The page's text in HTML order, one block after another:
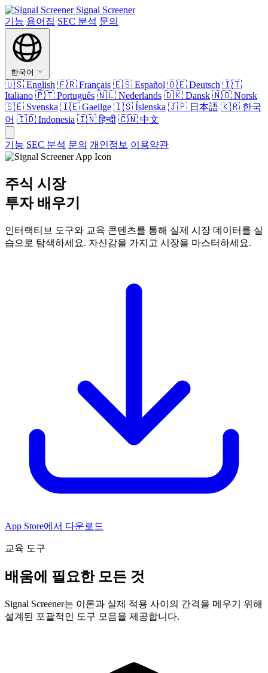
Signal Screener
기능 용어집 SEC 분석 문의
한국어
🇺🇸 English 🇫🇷 Français 🇪🇸 Español 🇩🇪 Deutsch 🇮🇹
Italiano 🇵🇹 Português 🇳🇱 Nederlands 🇩🇰 Dansk 🇳🇴 Norsk
🇸🇪 Svenska 🇮🇪 Gaeilge 🇮🇸 Íslenska 🇯🇵 日本語 🇰🇷 한국
어 🇮🇩 Indonesia 🇮🇳हिन्दी 🇨🇳 中文
기능 SEC 분석 문의 개인정보 이용약관
주식 시장
투자 배우기
인터랙티브 도구와 교육 콘텐츠를 통해 실제 시장 데이터를 실
습으로 탐색하세요. 자신감을 가지고 시장을 마스터하세요.
App Store에서 다운로드
교육 도구
배움에 필요한 모든 것
Signal Screener는 이론과 실제 적용 사이의 간격을 메우기 위해
설계된 포괄적인 도구 모음을 제공합니다.